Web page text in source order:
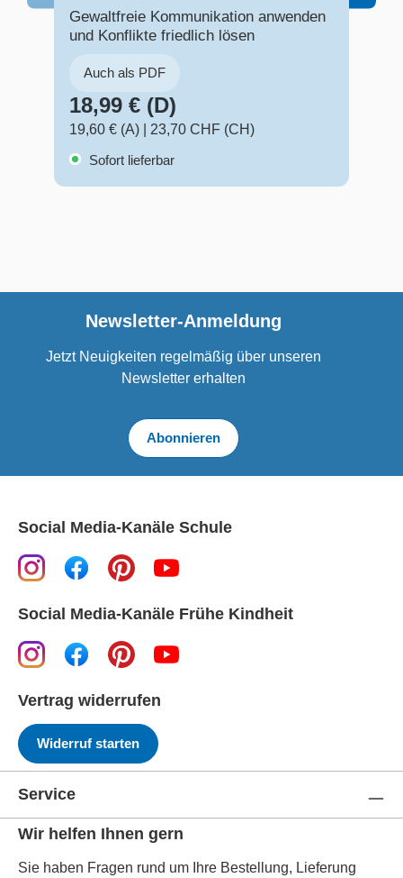
Gewaltfreie Kommunikation anwenden
und Konflikte friedlich lösen
Auch als PDF
18,99 € (D)
19,60 € (A)
23,70 CHF (CH)
Sofort lieferbar
Newsletter-Anmeldung
Jetzt Neuigkeiten regelmäßig über unseren
Newsletter erhalten
Abonnieren
Social Media-Kanäle Schule
Social Media-Kanäle Frühe Kindheit
Vertrag widerrufen
Widerruf starten
Service
Wir helfen Ihnen gern
Sie haben Fragen rund um Ihre Bestellung, Lieferung